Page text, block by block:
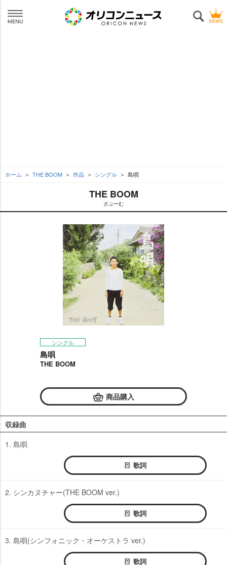
ホーム THE BOOM 作品 シングル 島唄
THE BOOM
ざぶーむ
シングル
島唄
THE BOOM
商品購入
収録曲
1. 島唄
歌詞
2. シンカヌチャー(THE BOOM ver.)
歌詞
3. 島唄(シンフォニック・オーケストラ ver.)
歌詞